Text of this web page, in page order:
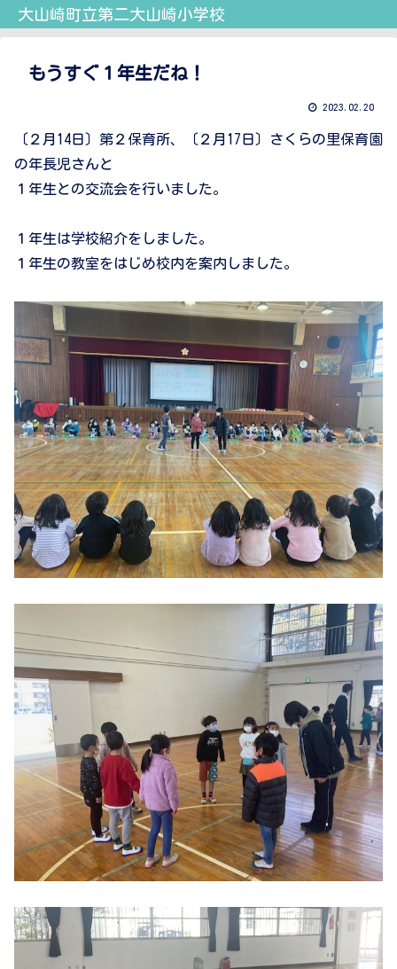
大山崎町立第二大山崎小学校
もうすぐ１年生だね！
2023.02.20
〔２月14日〕第２保育所、〔２月17日〕さくらの里保育園
の年長児さんと
１年生との交流会を行いました。
１年生は学校紹介をしました。
１年生の教室をはじめ校内を案内しました。